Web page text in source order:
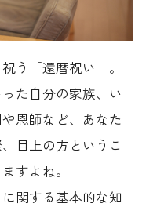
採用情報
取引先エントリー
う「還暦祝い」。
た自分の家族、い
恩師など、あなた
目上の方というこ
すよね。
関する基本的な知